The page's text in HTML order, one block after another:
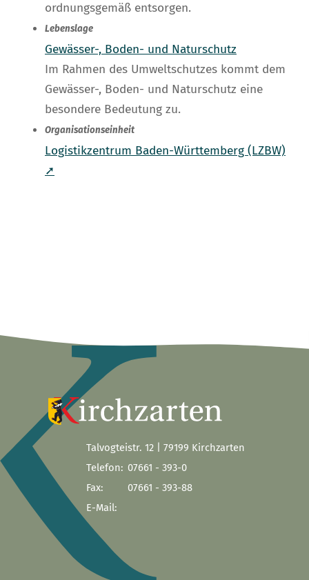
ordnungsgemäß entsorgen.
Lebenslage
Gewässer-, Boden- und Naturschutz
Im Rahmen des Umweltschutzes kommt dem
Gewässer-, Boden- und Naturschutz eine
besondere Bedeutung zu.
Organisationseinheit
Logistikzentrum Baden-Württemberg (LZBW)
➚
Talvogteistr. 12 | 79199 Kirchzarten
Telefon: 07661 - 393-0
Fax:
07661 - 393-88
E-Mail: